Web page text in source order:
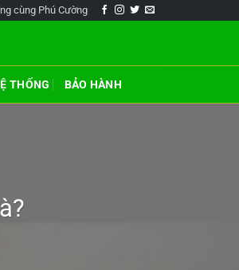
cùng Phú Cường
THỐNG BẢO HÀNH